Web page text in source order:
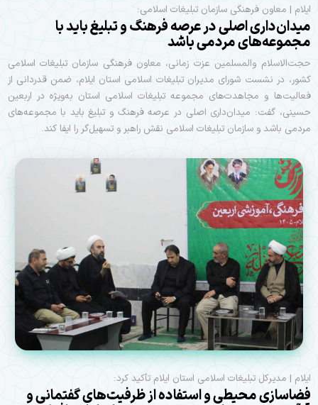
ایلام | معاون فرهنگی سازمان تبلیغات اسلامی:
میدان‌داری اصلی در عرصه فرهنگ و تبلیغ باید با
مجموعه‌های مردمی باشد
حجت‌الاسلام والمسلمین عزت زمانی، معاون فرهنگی سازمان تبلیغات اسلامی
کشور، در نشست شورای مدیران تبلیغات اسلامی استان ایلام، ضمن قدردانی از
فعالیت‌ها و مجاهدت‌های مجموعه تبلیغات اسلامی استان به‌ویژه در اربعین
حسینی، گفت: میدان‌داری اصلی در عرصه فرهنگ و تبلیغ باید با مجموعه‌های
مردمی باشد و سازمان تبلیغات اسلامی نقش راهبر و تسهیل‌گر را ایفا کند.
ایلام | مدیرکل تبلیغات اسلامی استان ایلام تأکید کرد:
فضاسازی محیطی و استفاده از ظرفیت‌های گفتمانی و